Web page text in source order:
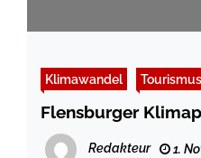
Klimawandel Tourismus
Flensburger
Redakteur 1.